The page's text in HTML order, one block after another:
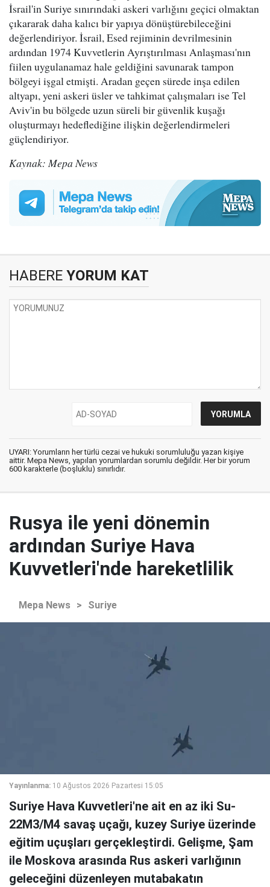
İsrail'in Suriye sınırındaki askeri varlığını geçici olmaktan
çıkararak daha kalıcı bir yapıya dönüştürebileceğini
değerlendiriyor. İsrail, Esed rejiminin devrilmesinin
ardından 1974 Kuvvetlerin Ayrıştırılması Anlaşması'nın
fiilen uygulanamaz hale geldiğini savunarak tampon
bölgeyi işgal etmişti. Aradan geçen sürede inşa edilen
altyapı, yeni askeri üsler ve tahkimat çalışmaları ise Tel
Aviv'in bu bölgede uzun süreli bir güvenlik kuşağı
oluşturmayı hedeflediğine ilişkin değerlendirmeleri
güçlendiriyor.
Kaynak: Mepa News
HABERE YORUM KAT
UYARI: Yorumların her türlü cezai ve hukuki sorumluluğu yazan kişiye
aittir. Mepa News, yapılan yorumlardan sorumlu değildir. Her bir yorum
600 karakterle (boşluklu) sınırlıdır.
Rusya ile yeni dönemin
ardından Suriye Hava
Kuvvetleri'nde hareketlilik
Mepa News > Suriye
Yayınlanma: 10 Ağustos 2026 Pazartesi 15:05
Suriye Hava Kuvvetleri'ne ait en az iki Su-
22M3/M4 savaş uçağı, kuzey Suriye üzerinde
eğitim uçuşları gerçekleştirdi. Gelişme, Şam
ile Moskova arasında Rus askeri varlığının
geleceğini düzenleyen mutabakatın